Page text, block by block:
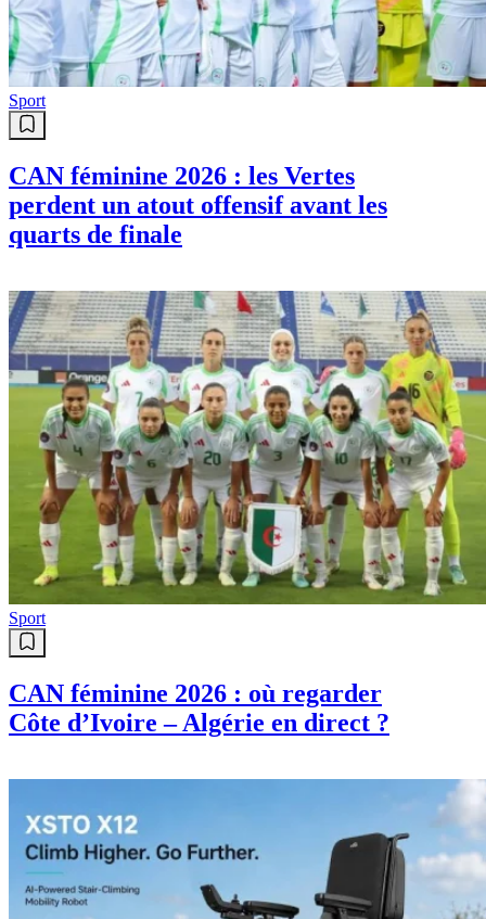
Sport
CAN féminine 2026 : les Vertes
perdent un atout offensif avant les
quarts de finale
Sport
CAN féminine 2026 : où regarder
Côte d’Ivoire – Algérie en direct ?